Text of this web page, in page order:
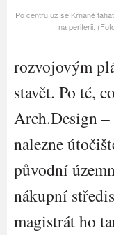
Po centru už se Krňané
na periferii.
rozvojovým
stavět. Po té,
Arch.Design
nalezne
původní
nákupní
magistrát ho